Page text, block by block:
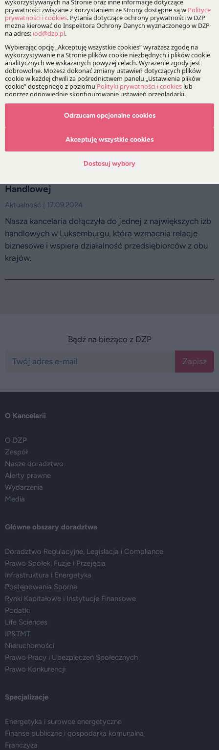
Nasze zespoły zostały wyróżnione w 13 kategoriach.
6 ekspertów DZP wyróżnionych w rankingu
Chambers Global 2025
Aktualność | 13.02.2025
Eksperci z Praktyki Postępowań Spornych, Praktyki
i Instytucji Finansowych zostali wyróżnieni w najnowszej
Handlowej
Aktualność | 17.09.2024
Nasza kancelaria dołączyła do jednej z największych izb
handlowych w Luksemburgu, która wzmacnia relacje
biznesowe i wspiera działalność przedsiębiorców z obu
krajów.
Bądź na bieżąco z DZP
Zapisz
O Kancelarii
O DZP
Zespół
Nasze doradztwo
Alerty prawne
Wydarzenia
Media
Główne obszary doradztwa
Doradztwo Regulacyjne, Legislacja i Compliance
Prawo Spółek, Fuzje i Przejęcia
Infrastruktura i Energetyka
Postępowania Sporne
Rynki Kapitałowe i Instytucje Finansowe
Podatki
Life Sciences
IP&TMT
Nieruchomości
Prawo Pracy i Ubezpieczeń Społecznych
Prawo Konkurencji
Specjalizacje
Energetyka i surowce energetyczne
Finanse publiczne i gospodarka komunalna
Franczyza
Odrzucam opcjonalne cookies
Akceptuję wszystkie cookies
Dostosuj wybory